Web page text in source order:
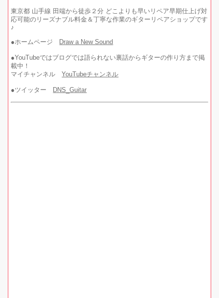
東京都 山手線 田端から徒歩２分 どこよりも早いリペア早期仕上げ対
応可能のリーズナブル料金＆丁寧な作業のギターリペアショップです
♪
●ホームページ Draw a New Sound
●YouTubeではブログでは語られない裏話からギターの作り方まで掲
載中！
マイチャンネル YouTubeチャンネル
●ツイッター DNS_Guitar